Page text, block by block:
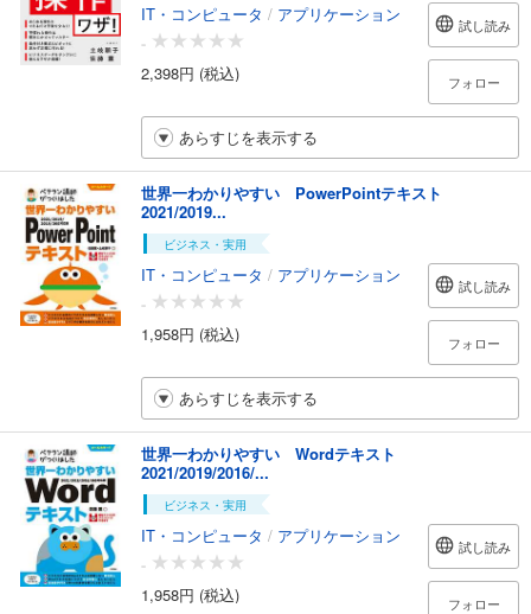
IT・コンピュータ / アプリケーション
-
2,398円 (税込)
試し読み
フォロー
あらすじを表示する
世界一わかりやすい PowerPointテキスト
2021/2019...
ビジネス・実用
IT・コンピュータ / アプリケーション
-
1,958円 (税込)
試し読み
フォロー
あらすじを表示する
世界一わかりやすい Wordテキスト
2021/2019/2016/...
ビジネス・実用
IT・コンピュータ / アプリケーション
-
1,958円 (税込)
試し読み
フォロー